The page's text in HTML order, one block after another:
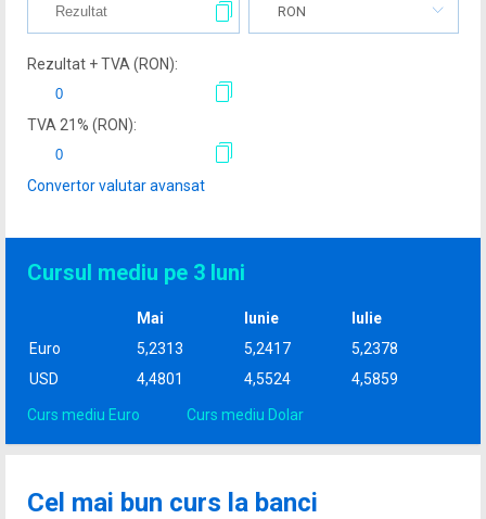
RON
Rezultat + TVA (RON):
TVA 21% (RON):
Convertor valutar avansat
Cursul mediu pe 3 luni
Mai Iunie
Iulie
Euro
5,2313 5,2417
5,2378
USD
4,4801 4,5524 4,5859
Curs mediu Euro Curs mediu Dolar
Cel mai bun curs la banci